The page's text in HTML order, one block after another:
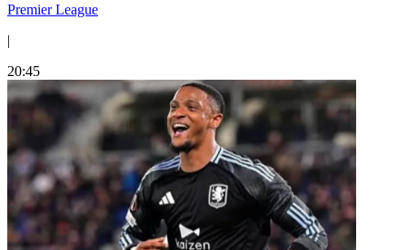
Premier League
|
20:45